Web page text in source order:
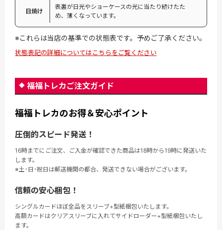
日焼け
表裏が日光やショーケースの光に当たり続けたた
め、薄くなっています。
※これらは当店の基準での状態表です。予めご了承ください。
状態表記の詳細についてはこちらをご覧ください
福福トレカご注文ガイド
福福トレカのお得＆安心ポイント
圧倒的スピード発送！
16時までにご注文、ご入金が確認できた商品は18時から19時に発送いた
します。
※土･日･祝日は郵送機関の都合、発送できない場合がございます。
信頼の安心梱包！
シングルカードほぼ全品をスリーブ+型紙梱包いたします。
高額カードはクリアスリーブに入れてサイドローダー+型紙梱包いたし
ます。